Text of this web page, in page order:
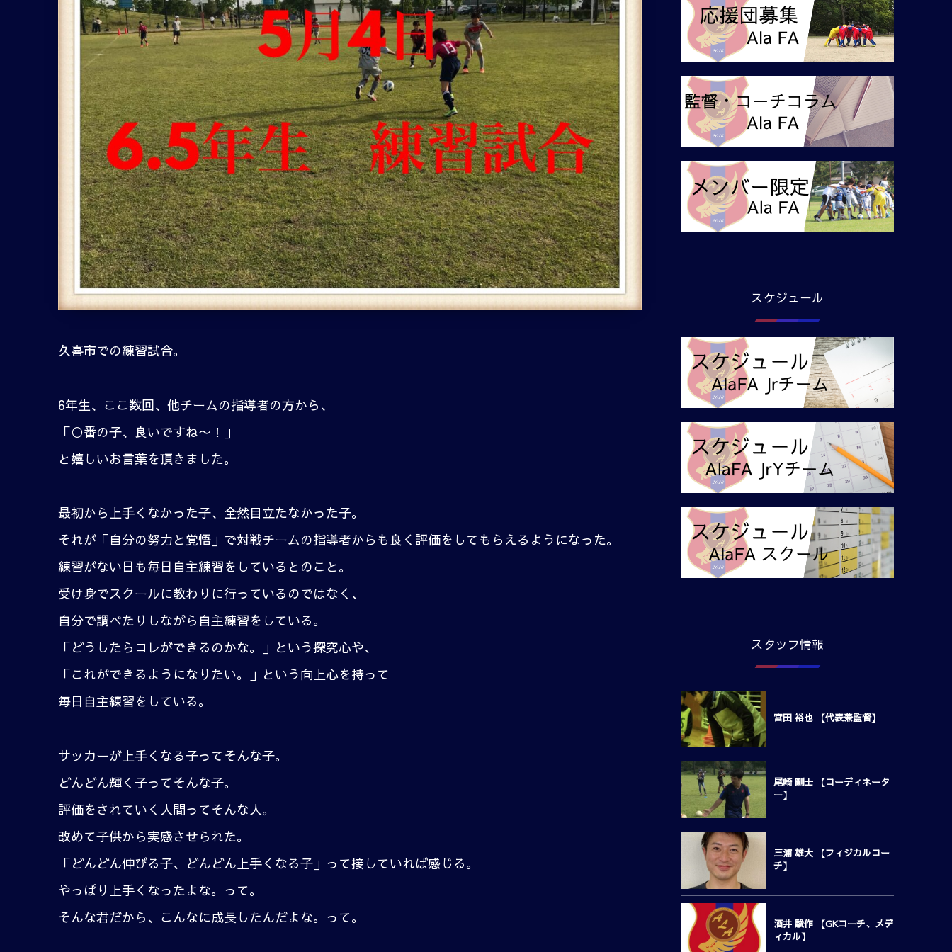
久喜市での練習試合。
6年生、ここ数回、他チームの指導者の方から、
「○番の子、良いですね〜！」
と嬉しいお言葉を頂きました。
最初から上手くなかった子、全然目立たなかった子。
それが「自分の努力と覚悟」で対戦チームの指導者からも良く評価をしてもらえるようになった。
練習がない日も毎日自主練習をしているとのこと。
受け身でスクールに教わりに行っているのではなく、
自分で調べたりしながら自主練習をしている。
「どうしたらコレができるのかな。」という探究心や、
「これができるようになりたい。」という向上心を持って
毎日自主練習をしている。
サッカーが上手くなる子ってそんな子。
どんどん輝く子ってそんな子。
評価をされていく人間ってそんな人。
改めて子供から実感させられた。
「どんどん伸びる子、どんどん上手くなる子」って接していれば感じる。
やっぱり上手くなったよな。って。
そんな君だから、こんなに成長したんだよな。って。
スケジュール
スタッフ情報
宮田 裕也 【代表兼監督】
尾崎 剛士 【コーディネータ
ー】
三浦 雄大 【フィジカルコー
チ】
酒井 駿作 【GKコーチ、メデ
ィカル】